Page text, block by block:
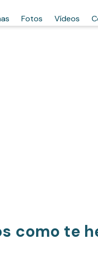
Fotos Vídeos
como te